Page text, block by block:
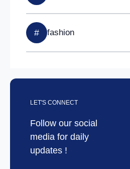
# fashion
LET'S CONNECT
Follow our social
media for daily
updates !